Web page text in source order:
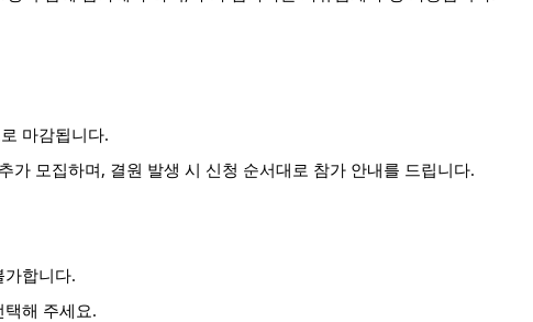
마감됩니다.
가 모집하며, 결원 발생 시 신청 순서대로 참가 안내를 드립니다.
합니다.
해 주세요.